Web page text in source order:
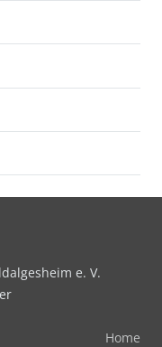
e. V.
Home